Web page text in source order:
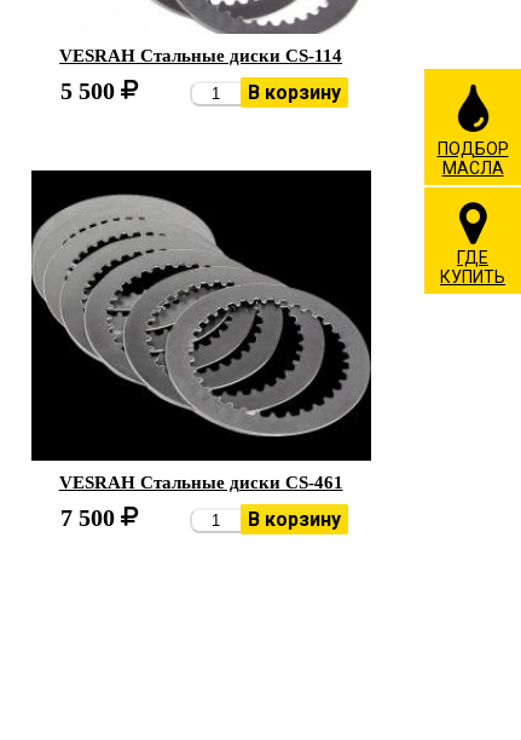
VESRAH Стальные диски CS-114
5 500 В корзину
VESRAH Стальные диски CS-461
7 500 В корзину
ПОДБОР
МАСЛА
ГДЕ
КУПИТЬ